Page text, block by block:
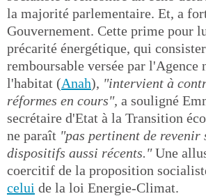
la majorité parlementaire. Et, a
Gouvernement. Cette prime pour
précarité énergétique, qui
remboursable versée par l'Agence
l'habitat (Anah), "intervient à
réformes en cours", a souligné
secrétaire d'Etat à la Transition
ne paraît "pas pertinent de revenir
dispositifs aussi récents."Une
coercitif de la proposition
celui de la loi Energie-Climat.